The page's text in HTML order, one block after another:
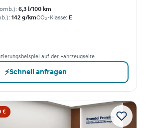
6,3 l/100 km
142 g/kmCO₂-Klasse: E
auf der Fahrzeugseite
⚡Schnell anfragen
€